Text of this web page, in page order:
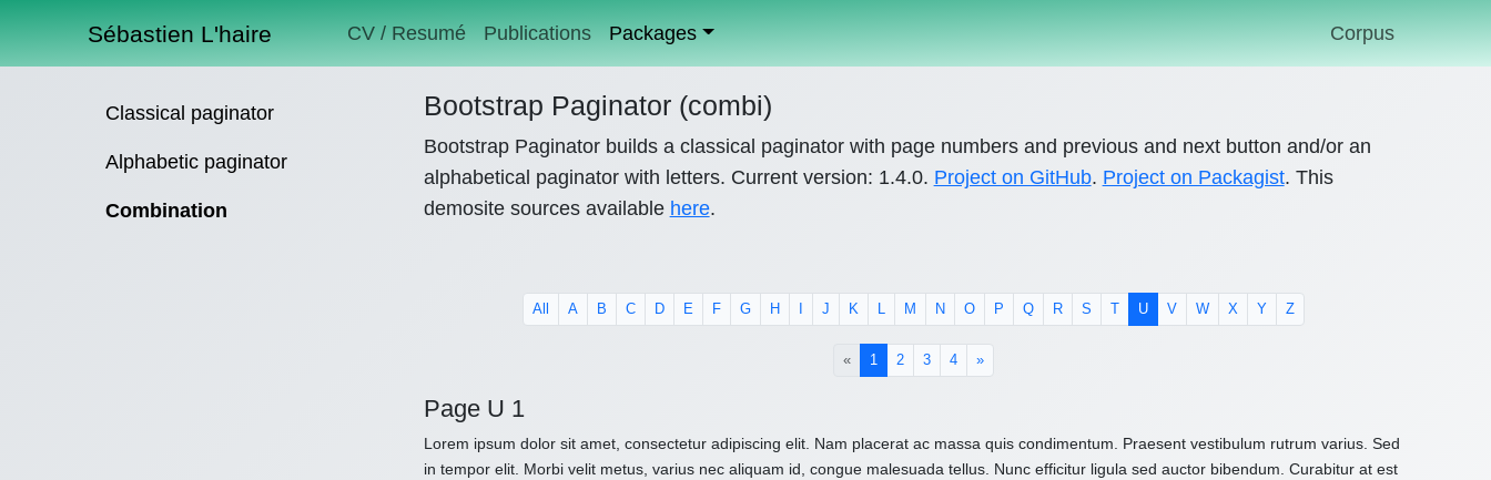
Sébastien L'haire CV / Resumé Publications Packages Corpus
Classical paginator
Alphabetic paginator
Combination
Bootstrap Paginator (combi)
Bootstrap Paginator builds a classical paginator with page numbers and previous and next button and/or an
alphabetical paginator with letters. Current version: 1.4.0. Project on GitHub. Project on Packagist. This
demosite sources available here.
All A B C D E F G H J K L M N O P Q R S U V W X Y Z
« 1 (current)
2 3 4 »
Page U 1
Lorem ipsum dolor sit amet, consectetur adipiscing elit. Nam placerat ac massa quis condimentum. Praesent vestibulum rutrum varius. Sed
in tempor elit. Morbi velit metus, varius nec aliquam id, congue malesuada tellus. Nunc efficitur ligula sed auctor bibendum. Curabitur at est